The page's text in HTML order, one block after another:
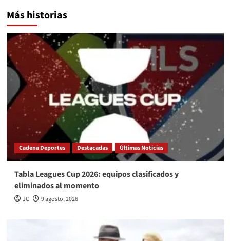
Más historias
Cadena Deportes Destacadas Últimas Noticias
Tabla Leagues Cup 2026: equipos clasificados y
eliminados al momento
JC 9 agosto, 2026